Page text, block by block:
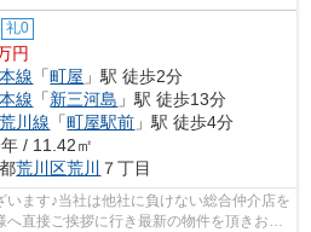
礼0
円
線 「町屋 」駅 徒歩2分
線 「新三河島 」駅 徒歩13分
川線 「町屋駅前 」駅 徒歩4分
/ 11.42㎡
荒川区荒川 ７丁目
ます♪当社は他社に負けない総合仲介店を
へ直接ご挨拶に行き最新の物件を頂きお客